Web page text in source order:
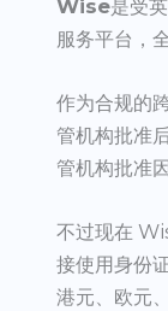
Wise是受
服务平台，
作为合规的
管机构批准
管机构批准
不过现在
接使用身份
港元、欧元